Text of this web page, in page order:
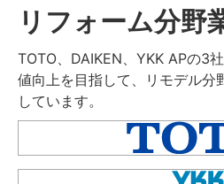
リフォーム分野
TOTO、DAIKEN、YKK APの3
値向上を目指して、リモデル
しています。